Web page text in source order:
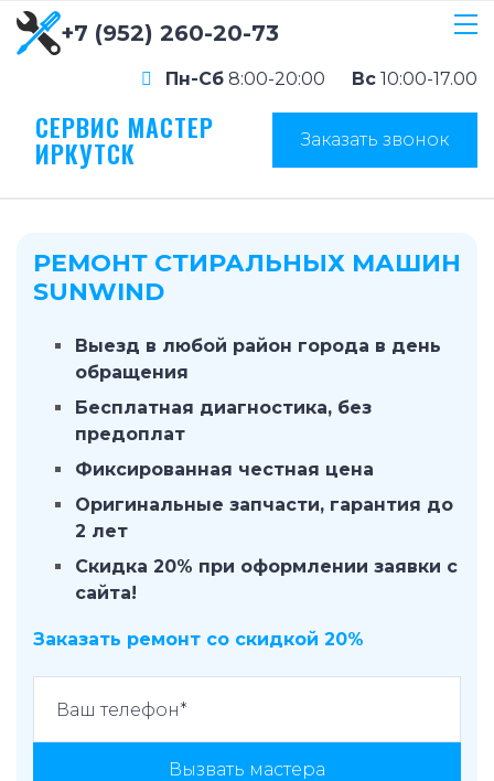
+7 (952) 260-20-73
Пн-Сб 8:00-20:00 Вс 10:00-17.00
СЕРВИС МАСТЕР
ИРКУТСК Заказать звонок
РЕМОНТ СТИРАЛЬНЫХ МАШИН
SUNWIND
Выезд в любой район города в день
обращения
Бесплатная диагностика, без
предоплат
Фиксированная честная цена
Оригинальные запчасти, гарантия до
2 лет
Скидка 20% при оформлении заявки с
сайта!
Заказать ремонт со скидкой 20%
Вызвать мастера